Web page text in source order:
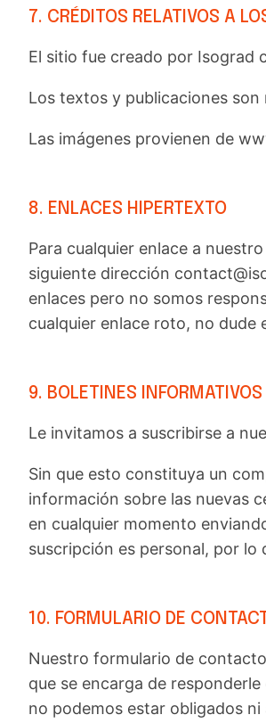
7. CRÉDITOS RELATIVOS A
El sitio fue creado por Isograd
Los textos y publicaciones
Las imágenes provienen de
8. ENLACES HIPERTEXTO
Para cualquier enlace a
siguiente dirección
enlaces pero no somos
cualquier enlace roto, no
9. BOLETINES INFORMATIVOS
Le invitamos a suscribirse a
Sin que esto constituya un
información sobre las nuevas
en cualquier momento
suscripción es personal, por
10. FORMULARIO DE
Nuestro formulario de
que se encarga de
no podemos estar obligados